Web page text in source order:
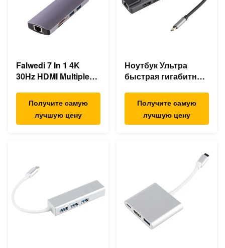
Falwedi 7 In 1 4K
30Hz HDMI Multiple
Получите самую
лучшую цену
Ноутбук Ультра
быстрая гигабитная
станция
Получите самую
лучшую цену